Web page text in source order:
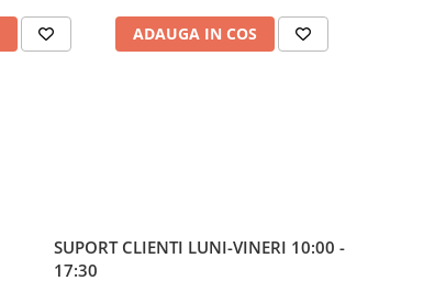
ADAUGA IN COS
SUPORT CLIENTI LUNI-VINERI 10:00 -
17:30